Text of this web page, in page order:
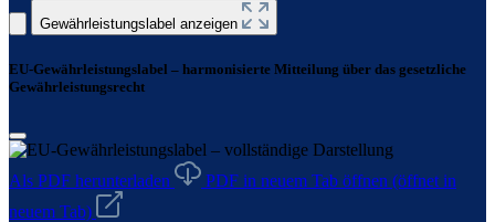
Gewährleistungslabel anzeigen
EU-Gewährleistungslabel – harmonisierte Mitteilung über das gesetzliche
Gewährleistungsrecht
Als PDF herunterladen PDF in neuem Tab öffnen (öffnet in
neuem Tab)